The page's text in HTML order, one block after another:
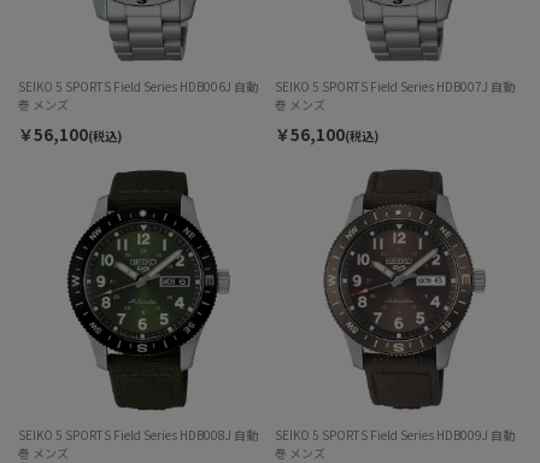
SEIKO 5 SPORTS Field Series HDB006J 自動
巻 メンズ
￥56,100(税込)
SEIKO 5 SPORTS Field Series HDB007J 自動
巻 メンズ
￥56,100(税込)
SEIKO 5 SPORTS Field Series HDB008J 自動
巻 メンズ
SEIKO 5 SPORTS Field Series HDB009J 自動
巻 メンズ